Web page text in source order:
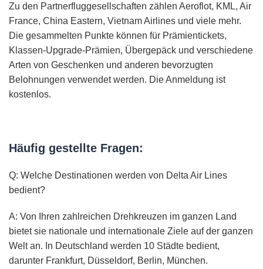
Zu den Partnerfluggesellschaften zählen Aeroflot, KML, Air
France, China Eastern, Vietnam Airlines und viele mehr.
Die gesammelten Punkte können für Prämientickets,
Klassen-Upgrade-Prämien, Übergepäck und verschiedene
Arten von Geschenken und anderen bevorzugten
Belohnungen verwendet werden. Die Anmeldung ist
kostenlos.
Häufig gestellte Fragen:
Q: Welche Destinationen werden von Delta Air Lines
bedient?
A: Von Ihren zahlreichen Drehkreuzen im ganzen Land
bietet sie nationale und internationale Ziele auf der ganzen
Welt an. In Deutschland werden 10 Städte bedient,
darunter Frankfurt, Düsseldorf, Berlin, München.